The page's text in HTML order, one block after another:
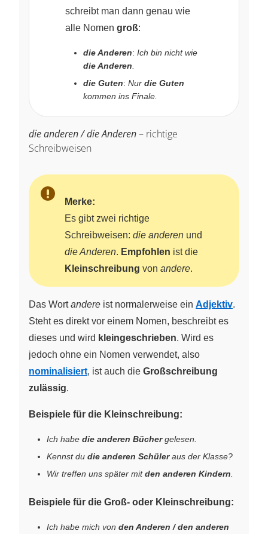
schreibt man dann genau wie
alle Nomen groß:
die Anderen: Ich bin nicht wie
die Anderen
die Guten: Nur die Guten
kommen ins Finale.
die anderen / die Anderen– richtige
Schreibweisen
Merke:
Es gibt zwei richtige
Schreibweisen: die anderen und
die Anderen. Empfohlen ist die
Kleinschreibung von andere.
Das Wortandere ist normalerweise ein Adjektiv.
Steht es direkt vor einem Nomen, beschreibt es
dieses und wird kleingeschrieben. Wird es
jedoch ohne ein Nomen verwendet, also
nominalisiert, ist auch die Großschreibung
zulässig.
Beispiele für die Kleinschreibung:
Ich habe die anderen Büchergelesen.
Kennst du die anderen Schüleraus der Klasse?
Wir treffen uns später mitden anderen Kindern
Beispiele für die Groß- oder Kleinschreibung:
Ich habe mich von den Anderen / den anderen